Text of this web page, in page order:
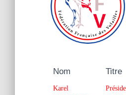
Nom Titre
Karel